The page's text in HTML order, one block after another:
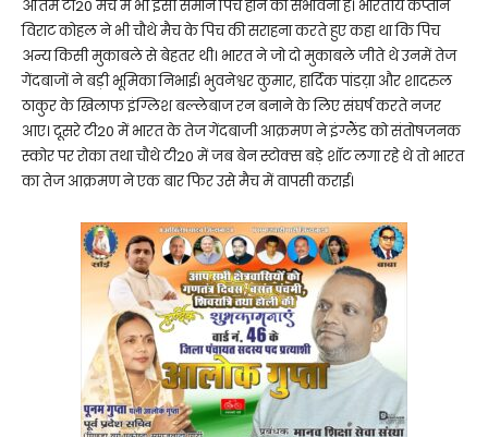
अंतिम टी20 मैच में भी इसी समान पिच होने की संभावना है। भारतीय कप्तान
विराट कोहल ने भी चौथे मैच के पिच की सराहना करते हुए कहा था कि पिच
अन्य किसी मुकाबले से बेहतर थी। भारत ने जो दो मुकाबले जीते थे उनमें तेज
गेंदबाजों ने बड़ी भूमिका निभाई। भुवनेश्वर कुमार, हार्दिक पांडय़ा और शादरुल
ठाकुर के खिलाफ इंग्लिश बल्लेबाज रन बनाने के लिए संघर्ष करते नजर
आए। दूसरे टी20 में भारत के तेज गेंदबाजी आक्रमण ने इंग्लैंड को संतोषजनक
स्कोर पर रोका तथा चौथे टी20 में जब बेन स्टोक्स बड़े शॉट लगा रहे थे तो भारत
का तेज आक्रमण ने एक बार फिर उसे मैच में वापसी कराई।